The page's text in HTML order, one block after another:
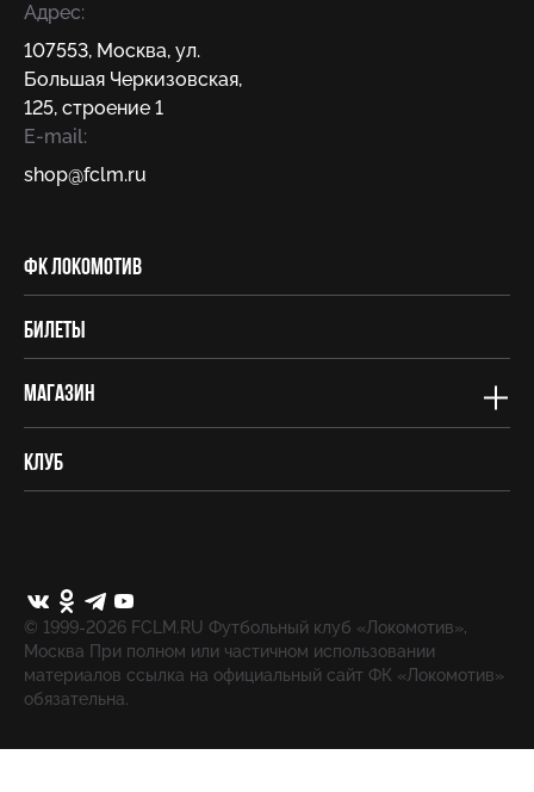
Адрес:
107553, Москва, ул.
Большая Черкизовская,
125, строение 1
E-mail:
shop@fсlm.ru
ФК Локомотив
Билеты
Магазин
Клуб
© 1999-2026 FCLM.RU Футбольный клуб «Локомотив»,
Москва При полном или частичном использовании
материалов ссылка на официальный сайт ФК «Локомотив»
обязательна.